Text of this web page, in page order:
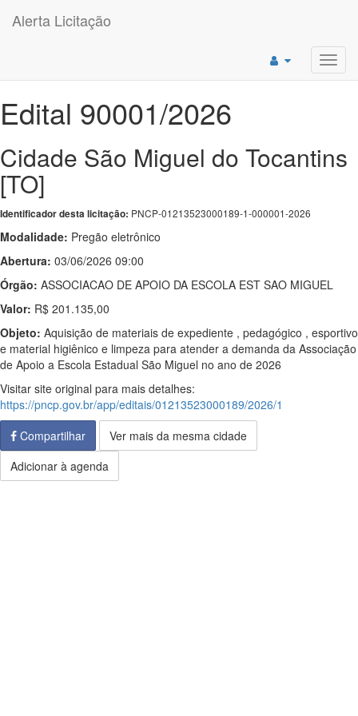
Alerta Licitação
Edital 90001/2026
Cidade São Miguel do Tocantins
[TO]
Identificador desta licitação: PNCP-01213523000189-1-000001-2026
Modalidade: Pregão eletrônico
Abertura: 03/06/2026 09:00
Órgão: ASSOCIACAO DE APOIO DA ESCOLA EST SAO MIGUEL
Valor: R$ 201.135,00
Objeto: Aquisição de materiais de expediente , pedagógico , esportivo
e material higiênico e limpeza para atender a demanda da Associação
de Apoio a Escola Estadual São Miguel no ano de 2026
Visitar site original para mais detalhes:
https://pncp.gov.br/app/editais/01213523000189/2026/1
Compartilhar
Ver mais da mesma cidade
Adicionar à agenda